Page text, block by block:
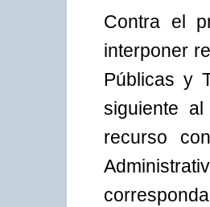
Contra el
interponer
Públicas y
siguiente
recurso